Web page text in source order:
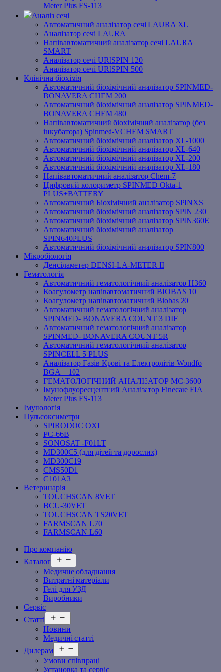
Meter Plus FS-113
Аналіз сечі
Автоматичний аналізатор сечі LAURA XL
Аналізатор сечі LAURA
Напівавтоматичний аналізатор сечі LAURA
SMART
Аналізатор сечі URISPIN 120
Аналізатор сечі URISPIN 500
Клінічна біохімія
Автоматичний біохімічний аналізатор SPINMED-
BONAVERA CHEM 200
Автоматичний біохімічний аналізатор SPINMED-
BONAVERA CHEM 480
Напівавтоматичний біохімічний аналізатор (без
інкубатора) Spinmed-VCHEM SMART
Автоматичний біохімічний аналізатор XL-1000
Автоматичний біохімічний аналізатор XL-640
Автоматичний біохімічний аналізатор XL-200
Автоматичний біохімічний аналізатор XL-180
Напівавтоматичний аналізатор Chem-7
Цифровий колориметр SPINMED Okta-1
PLUS+BATTERY
Автоматичний Біохімічний аналізатор SPINXS
Автоматичний біохімічний аналізатор SPIN 230
Автоматичний біохімічний аналізатор SPIN360E
Автоматичний біохімічний аналізатор
SPIN640PLUS
Автоматичний біохімічний аналізатор SPIN800
Мікробіологія
Денсіламетер DENSI-LA-METER ІІ
Гематологія
Автоматичний гематологічний аналізатор Н360
Коагулометр напівавтоматичний BIOBAS 10
Коагулометр напівавтоматичний Biobas 20
Автоматичний гематологічний аналізатор
SPINMED- BONAVERA COUNT 3 DIF
Автоматичний гематологічний аналізатор
SPINMED- BONAVERA COUNT 5R
Автоматичний гематологічний аналізатор
SPINCELL 5 PLUS
Аналізатор Газів Крові та Електролітів Wondfo
BGA – 102
ГЕМАТОЛОГІЧНИЙ АНАЛІЗАТОР MC-3600
Імунофлуоресцентний Аналізатор Finecare FIA
Meter Plus FS-113
Імунологія
Пульсоксиметри
SPIRODOC OXI
PC-66B
SONOSAT -F01LT
MD300C5 (для дітей та дорослих)
MD300C19
СMS50D1
С101A3
Ветеринарія
TOUCHSCAN 8VET
BCU-30VET
TOUCHSCAN TS20VET
FARMSCAN L70
FARMSCAN L60
Про компанію
Каталог
меню
Медичне обладнання
Витратні матеріали
Гелі для УЗД
Виробники
Сервіс
Статті
меню
Новини
Медичні статті
Дилерам
меню
Умови співпраці
Установка та сервіс